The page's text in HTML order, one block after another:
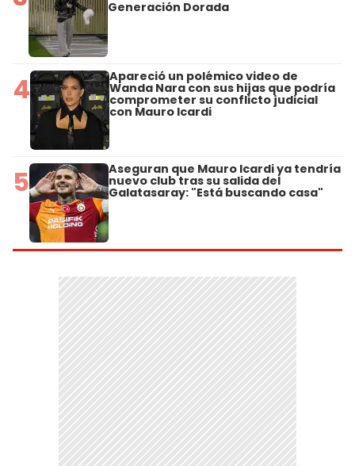
Generación Dorada
4 Apareció un polémico video de
Wanda Nara con sus hijas que podría
comprometer su conflicto judicial
con Mauro Icardi
5 Aseguran que Mauro Icardi ya tendría
nuevo club tras su salida del
Galatasaray: "Está buscando casa"